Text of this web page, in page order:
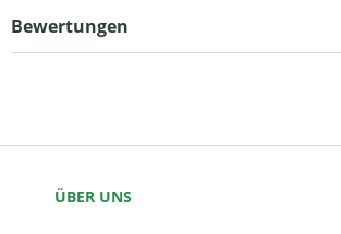
Bewertungen
ÜBER UNS